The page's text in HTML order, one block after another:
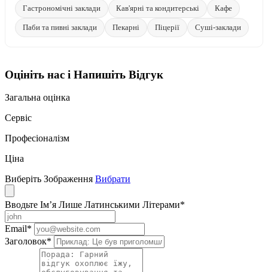
Гастрономічні заклади Кав'ярні та кондитерські Кафе
Паби та пивні заклади Пекарні Піцерії Суші-заклади
Оцініть нас і Напишіть Відгук
Загальна оцінка
Сервіс
Професіоналізм
Ціна
Виберіть Зображення Вибрати
Вводьте Ім’я Лише Латинськими Літерами*
Email*
Заголовок*